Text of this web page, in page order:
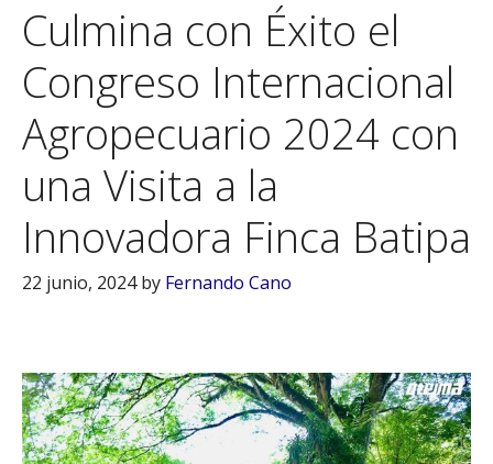
Culmina con Éxito el
Congreso Internacional
Agropecuario 2024 con
una Visita a la
Innovadora Finca Batipa
22 junio, 2024by Fernando Cano